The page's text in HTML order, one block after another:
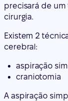
precisará de
cirurgia.
Existem 2
cerebral:
aspiração
craniotomia
A aspiração